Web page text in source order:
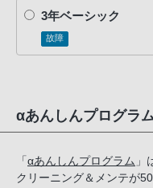
PHS
3754-
9614」
3年ベーシック
故障
αあんしんプログラ
「 αあんしんプログラム 」
クリーニング＆メンテが